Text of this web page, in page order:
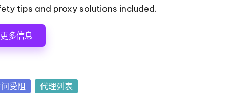
tips and proxy solutions included.
更多信息
受阻 代理列表